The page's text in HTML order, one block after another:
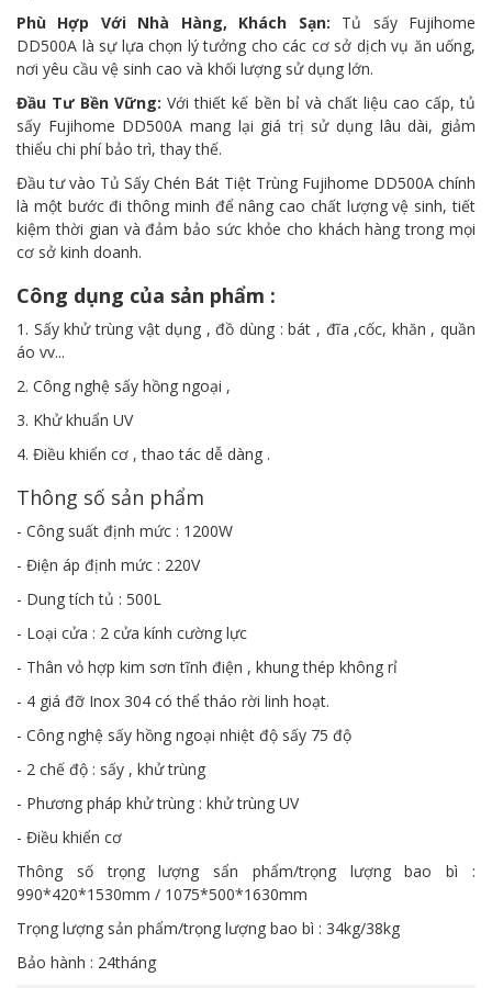
Phù Hợp Với Nhà Hàng, Khách Sạn: Tủ sấy Fujihome
DD500A là sự lựa chọn lý tưởng cho các cơ sở dịch vụ ăn uống,
nơi yêu cầu vệ sinh cao và khối lượng sử dụng lớn.
Đầu Tư Bền Vững: Với thiết kế bền bỉ và chất liệu cao cấp, tủ
sấy Fujihome DD500A mang lại giá trị sử dụng lâu dài, giảm
thiểu chi phí bảo trì, thay thế.
Đầu tư vào Tủ Sấy Chén Bát Tiệt Trùng Fujihome DD500A chính
là một bước đi thông minh để nâng cao chất lượng vệ sinh, tiết
kiệm thời gian và đảm bảo sức khỏe cho khách hàng trong mọi
cơ sở kinh doanh.
Công dụng của sản phẩm :
1. Sấy khử trùng vật dụng , đồ dùng : bát , đĩa ,cốc, khăn , quần
áo vv...
2. Công nghệ sấy hồng ngoại ,
3. Khử khuẩn UV
4. Điều khiển cơ , thao tác dễ dàng .
Thông số sản phẩm
- Công suất định mức : 1200W
- Điện áp định mức : 220V
- Dung tích tủ : 500L
- Loại cửa : 2 cửa kính cường lực
- Thân vỏ hợp kim sơn tĩnh điện , khung thép không rỉ
- 4 giá đỡ Inox 304 có thể tháo rời linh hoạt.
- Công nghệ sấy hồng ngoại nhiệt độ sấy 75 độ
- 2 chế độ : sấy , khử trùng
- Phương pháp khử trùng : khử trùng UV
- Điều khiển cơ
Thông số trọng lượng sẩn phẩm/trọng lượng bao bì :
990*420*1530mm / 1075*500*1630mm
Trọng lượng sản phẩm/trọng lượng bao bì : 34kg/38kg
Bảo hành : 24tháng